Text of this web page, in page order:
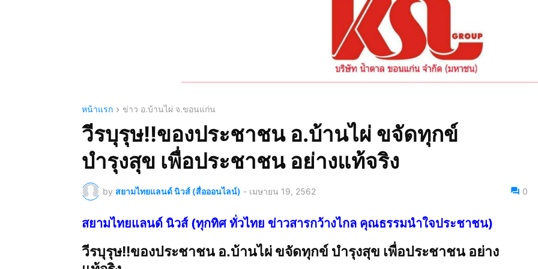
หน้าแรก ข่าว อ.บ้านไผ่ จ.ขอนแก่น
วีรบุรุษ!!ของประชาชน อ.บ้านไผ่ ขจัดทุกข์
บำรุงสุข เพื่อประชาชน อย่างแท้จริง
by สยามไทยแลนด์ นิวส์ (สื่อออนไลน์) - เมษายน 19, 2562 0
สยามไทยแลนด์ นิวส์ (ทุกทิศ ทั่วไทย ข่าวสารกว้างไกล คุณธรรมนำใจประชาชน)
วีรบุรุษ!!ของประชาชน อ.บ้านไผ่ ขจัดทุกข์ บำรุงสุข เพื่อประชาชน อย่าง